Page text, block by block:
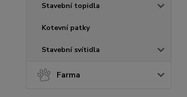
Stavební topidla
Kotevní patky
Stavební svítidla
Farma